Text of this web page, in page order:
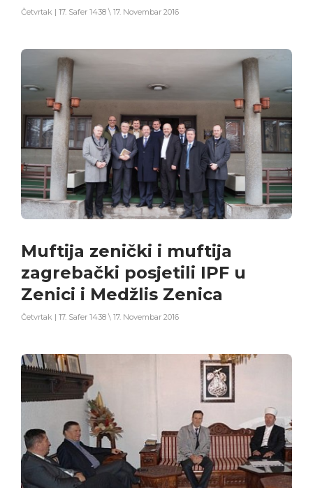
Četvrtak | 17. Safer 1438 \ 17. Novembar 2016
Muftija zenički i muftija
zagrebački posjetili IPF u
Zenici i Medžlis Zenica
Četvrtak | 17. Safer 1438 \ 17. Novembar 2016